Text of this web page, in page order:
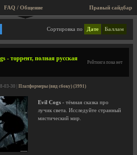
Правый сайдбар
FAQ / Общение(вид сбоку)
Сортировка по Дате Баллам
- торрент, полная русская
Рейтинга пока нет
03-30 | Платформеры (вид сбоку) (3991)
Evil Cogs - тёмная сказка про
лучик света. Исследуйте странный
мистический мир.